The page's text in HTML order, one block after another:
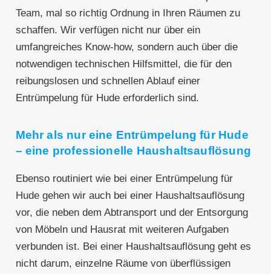
Team, mal so richtig Ordnung in Ihren Räumen zu
schaffen. Wir verfügen nicht nur über ein
umfangreiches Know-how, sondern auch über die
notwendigen technischen Hilfsmittel, die für den
reibungslosen und schnellen Ablauf einer
Entrümpelung für Hude erforderlich sind.
Mehr als nur eine Entrümpelung für Hude
– eine professionelle Haushaltsauflösung
Ebenso routiniert wie bei einer Entrümpelung für
Hude gehen wir auch bei einer Haushaltsauflösung
vor, die neben dem Abtransport und der Entsorgung
von Möbeln und Hausrat mit weiteren Aufgaben
verbunden ist. Bei einer Haushaltsauflösung geht es
nicht darum, einzelne Räume von überflüssigen